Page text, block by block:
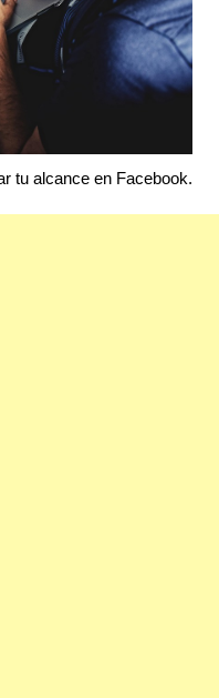
tu alcance en Facebook.